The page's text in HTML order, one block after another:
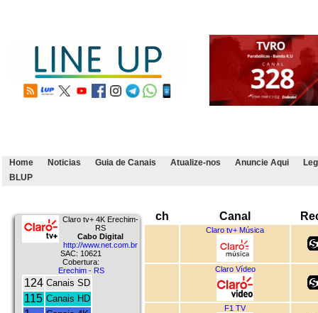
Home Noticias Guia de Canais Atualize-nos Anuncie Aqui
BLUP
Claro tv+ 4K Erechim-
RS
Cabo Digital
http://www.net.com.br
SAC: 10621
Cobertura:
Erechim - RS
124 Canais SD
115 Canais HD
ch Canal
Claro tv+ Música
Claro Vídeo
F1 TV